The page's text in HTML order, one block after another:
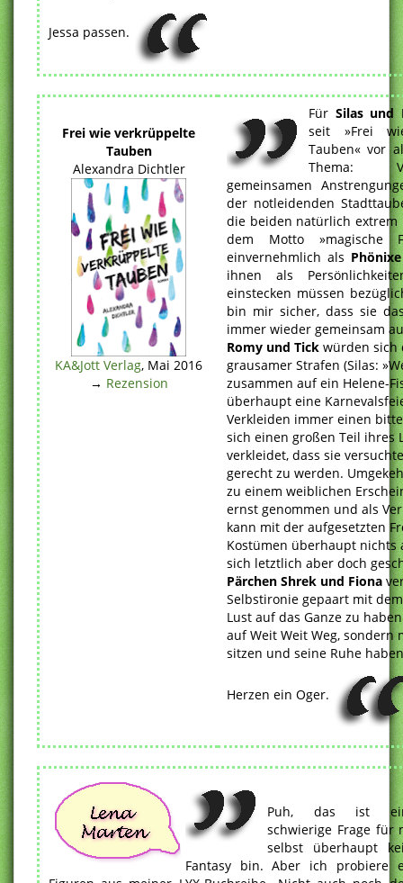
Jessa passen.
Frei wie verkrüppelte
Tauben
Alexandra Dichtler
KA&Jott Verlag, Mai 2016
→ Rezension
Für Silas und
seit »Frei
Tauben« vor
Thema:
gemeinsamen
der notleidenden
die beiden natürlich
dem Motto »magische
einvernehmlich als Phönixe
ihnen als
einstecken müssen
bin mir sicher, dass sie
immer wieder gemeinsam
Romy und Tick würden sich
grausamer Strafen (Silas:
zusammen auf ein Helene-
überhaupt eine
Verkleiden immer einen
sich einen großen Teil ihres
verkleidet, dass sie
gerecht zu werden.
zu einem weiblichen
ernst genommen und als
kann mit der aufgesetzten
Kostümen überhaupt nichts
sich letztlich aber doch
Pärchen Shrek und Fiona
Selbstironie gepaart mit
Lust auf das Ganze zu
auf Weit Weit Weg,
sitzen und seine Ruhe
Herzen ein Oger.
Puh, das ist
schwierige Frage für
selbst überhaupt
Fantasy bin. Aber ich probiere